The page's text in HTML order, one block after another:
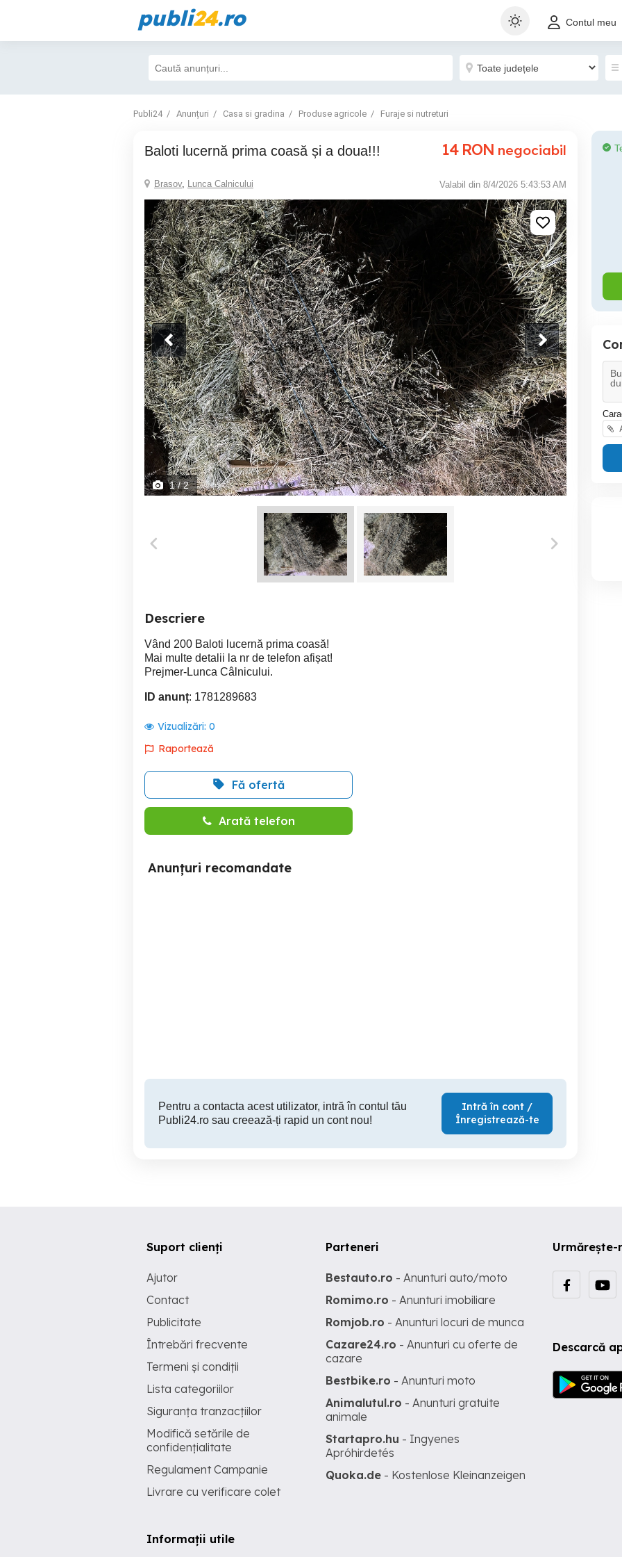
publi24.ro Contul meu
Publi24 Anunțuri Casa si gradina Produse agricole Furaje si nutreturi
Baloti lucernă prima coasă și a doua!!! 14 RON negociabil
Brasov, Lunca Calnicului Valabil din 8/4/2026 5:43:53 AM
1/ 2
Descriere
Vând 200 Baloti lucernă prima coasă!
Mai multe detalii la nr de telefon afișat!
Prejmer-Lunca Câlnicului.
ID anunț: 1781289683
Vizualizări: 0
Raportează
Fă ofertă
Arată telefon
Anunțuri recomandate
Pentru a contacta acest utilizator, intră în contul tău
Publi24.ro sau creează-ți rapid un cont nou!
Intră în cont /
Înregistrează-te
Urmărește-
Descarcă
Suport clienți
Ajutor
Contact
Publicitate
Întrebări frecvente
Termeni și condiții
Lista categoriilor
Siguranța tranzacțiilor
Modifică setările de
confidențialitate
Regulament Campanie
Livrare cu verificare colet
Informații utile
Parteneri
Bestauto.ro - Anunturi auto/moto
Romimo.ro - Anunturi imobiliare
Romjob.ro - Anunturi locuri de munca
Cazare24.ro - Anunturi cu oferte de
cazare
Bestbike.ro - Anunturi moto
Animalutul.ro - Anunturi gratuite
animale
Startapro.hu - Ingyenes
Apróhirdetés
Quoka.de - Kostenlose Kleinanzeigen